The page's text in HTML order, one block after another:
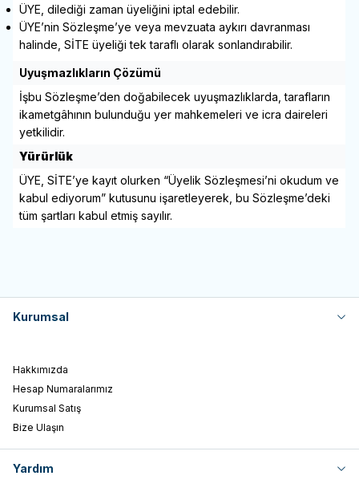
ÜYE, dilediği zaman üyeliğini iptal edebilir.
ÜYE’nin Sözleşme’ye veya mevzuata aykırı davranması
halinde, SİTE üyeliği tek taraflı olarak sonlandırabilir.
Uyuşmazlıkların Çözümü
İşbu Sözleşme’den doğabilecek uyuşmazlıklarda, tarafların
ikametgâhının bulunduğu yer mahkemeleri ve icra daireleri
yetkilidir.
Yürürlük
ÜYE, SİTE’ye kayıt olurken “Üyelik Sözleşmesi’ni okudum ve
kabul ediyorum” kutusunu işaretleyerek, bu Sözleşme’deki
tüm şartları kabul etmiş sayılır.
Kurumsal
Hakkımızda
Hesap Numaralarımız
Kurumsal Satış
Bize Ulaşın
Yardım